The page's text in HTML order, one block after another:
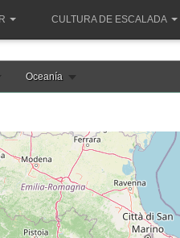
CULTURA DE ESCALADA
Oceanía
italie